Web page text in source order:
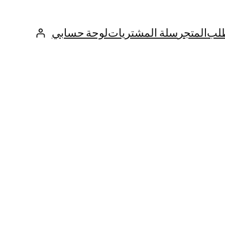
المتجر سلة المشترياتلوحة حسابي